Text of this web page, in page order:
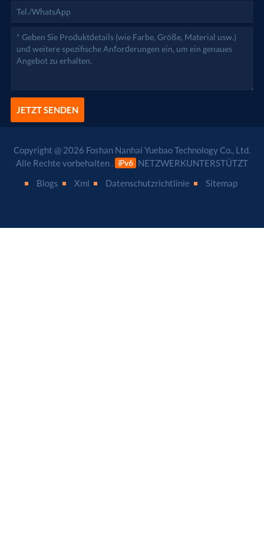
JETZT SENDEN
Copyright @ 2026 Foshan Nanhai Yuebao Technology Co., Ltd.
Alle Rechte vorbehalten .
NETZWERKUNTERSTÜTZT
Blogs
Xml Datenschutzrichtlinie Sitemap